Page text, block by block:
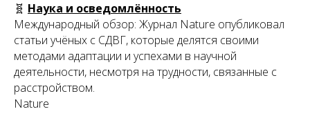
🧬 Наука и осведомлённость
Международный обзор: Журнал Nature опубликовал
статьи учёных с СДВГ, которые делятся своими
методами адаптации и успехами в научной
деятельности, несмотря на трудности, связанные с
расстройством.
Nature